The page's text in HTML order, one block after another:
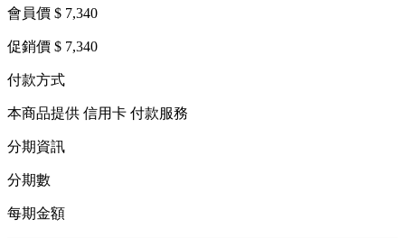
會員價 $ 7,340
促銷價 $ 7,340
付款方式
本商品提供 信用卡 付款服務
分期資訊
分期數
每期金額